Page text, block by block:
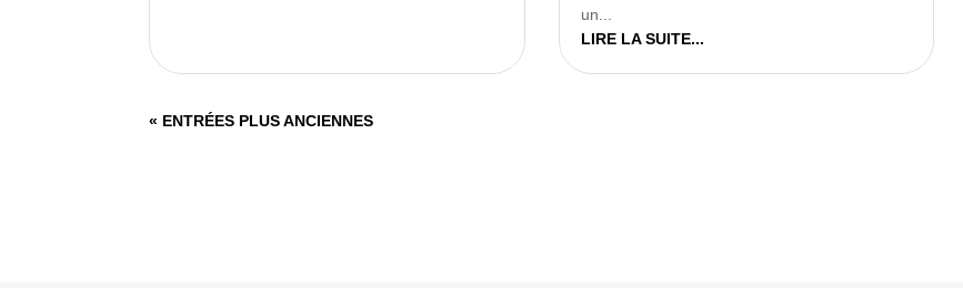
un...
LIRE LA SUITE...
« ENTRÉES PLUS ANCIENNES